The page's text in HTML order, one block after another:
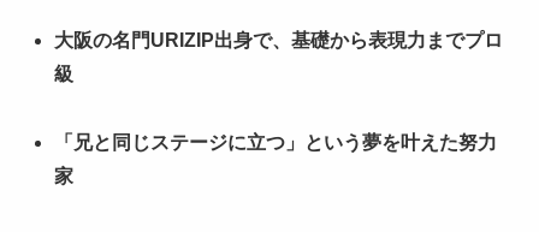
大阪の名門URIZIP出身で、基礎から表現力までプロ
級
「兄と同じステージに立つ」という夢を叶えた努力
家